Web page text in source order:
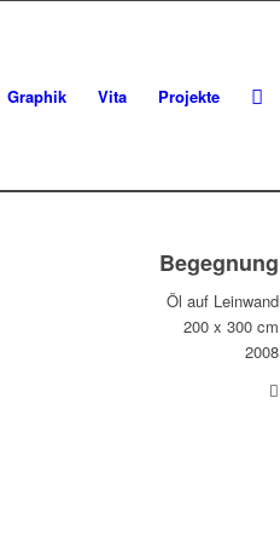
Graphik Vita Projekte
Begegnung
Öl auf Leinwand
200 x 300 cm
2008